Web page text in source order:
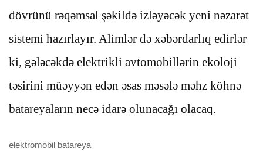
dövrünü rəqəmsal şəkildə izləyəcək yeni nəzarət
sistemi hazırlayır. Alimlər də xəbərdarlıq edirlər
ki, gələcəkdə elektrikli avtomobillərin ekoloji
təsirini müəyyən edən əsas məsələ məhz köhnə
batareyaların necə idarə olunacağı olacaq.
elektromobil batareya